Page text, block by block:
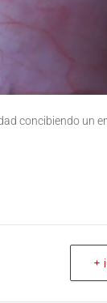
concibiendo un
+